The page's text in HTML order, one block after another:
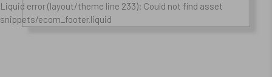
Liquid error (layout/theme line 233): Could not find asset
snippets/ecom_footer.liquid